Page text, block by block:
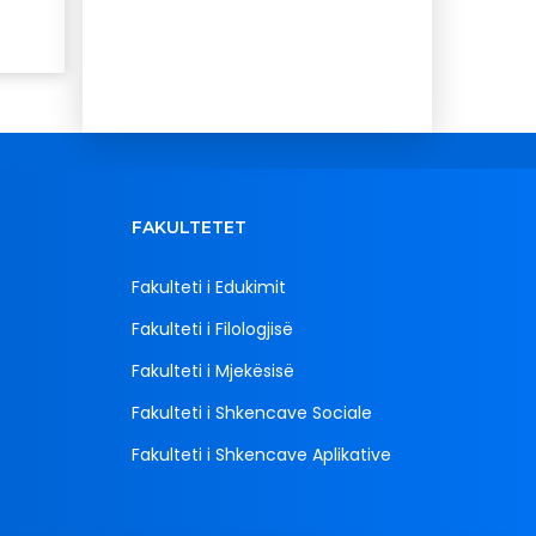
FAKULTETET
Fakulteti i Edukimit
Fakulteti i Filologjisë
Fakulteti i Mjekësisë
Fakulteti i Shkencave Sociale
Fakulteti i Shkencave Aplikative